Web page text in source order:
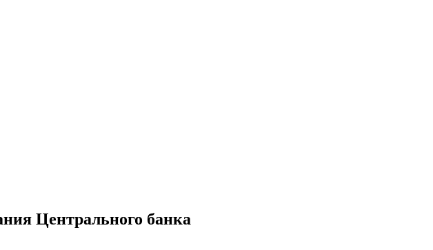
Центрального банка